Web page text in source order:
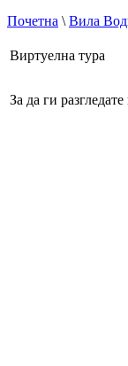
Почетна \Вила
Виртуелна тура
За да ги